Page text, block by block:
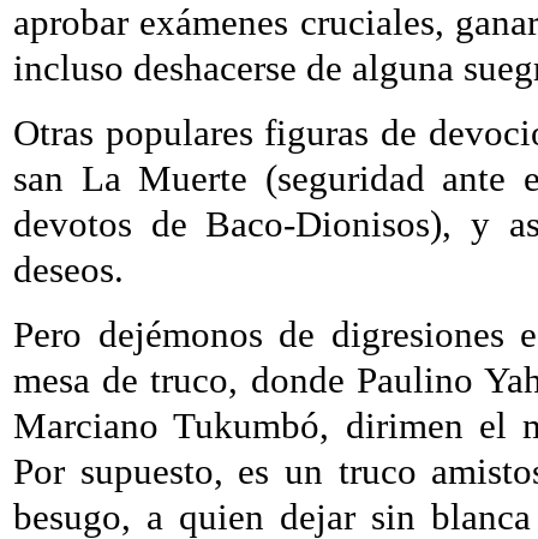
aprobar exámenes cruciales,
incluso deshacerse de alguna
Otras populares figuras de
san La Muerte (seguridad ante
devotos de Baco-Dionisos), y
deseos.
Pero dejémonos de digresiones
mesa de truco, donde Paulino
Marciano Tukumbó, dirimen el
Por supuesto, es un truco
besugo, a quien dejar sin